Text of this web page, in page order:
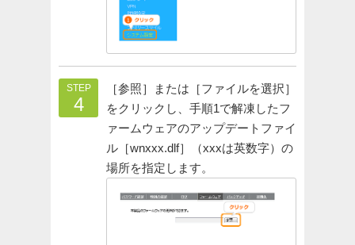
STEP
4
［参照］または［ファイルを選択］
をクリックし、手順1で解凍したフ
ァームウェアのアップデートファイ
ル［wnxxx.dlf］（xxxは英数字）の
場所を指定します。